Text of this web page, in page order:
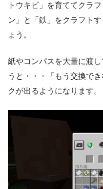
トウキビ」を育ててクラ
ン」と「鉄」をクラフト
ょう。
紙やコンパスを大量に渡
うと・・・「もう交換で
クが出るようになります。